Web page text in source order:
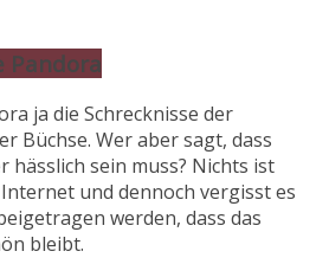
Pandora
ja die Schrecknisse der
Büchse. Wer aber sagt, dass
hässlich sein muss? Nichts ist
und dennoch vergisst es
werden, dass das
bleibt.